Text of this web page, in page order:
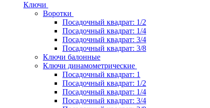
Ключи
Воротки
Посадочный квадрат: 1/2
Посадочный квадрат: 1/4
Посадочный квадрат: 3/4
Посадочный квадрат: 3/8
Ключи балонные
Ключи динамометрические
Посадочный квадрат: 1
Посадочный квадрат: 1/2
Посадочный квадрат: 1/4
Посадочный квадрат: 3/4